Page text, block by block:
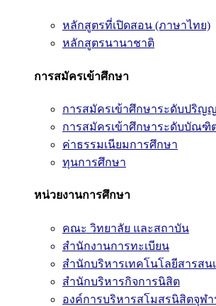
หลักสูตรที่เปิดสอน (ภาษาไทย)
หลักสูตรนานาชาติ
การสมัครเข้าศึกษา
การสมัครเข้าศึกษาระดับปริ
การสมัครเข้าศึกษาระดับบัณฑิ
ค่าธรรมเนียมการศึกษา
ทุนการศึกษา
หน่วยงานการศึกษา
คณะ วิทยาลัย และสถาบัน
สำนักงานการทะเบียน
สำนักบริหารเทคโนโลยีสารสน
สำนักบริหารกิจการนิสิต
องค์การบริหารสโมสรนิสิตจุฬา